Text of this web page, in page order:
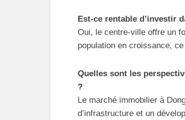
Est-ce rentable d’investir
Oui, le centre-ville offre un
population en croissance,
Quelles sont les
?
Le marché immobilier à
d’infrastructure et un